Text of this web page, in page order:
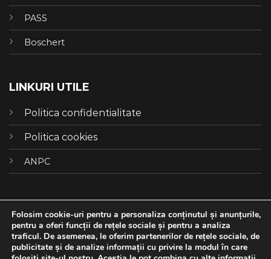
PASS
Boschert
LINKURI UTILE
Politica confidentialitate
Politica cookies
ANPC
Folosim cookie-uri pentru a personaliza conținutul și anunțurile,
pentru a oferi funcții de rețele sociale și pentru a analiza
traficul. De asemenea, le oferim partenerilor de rețele sociale, de
publicitate și de analize informații cu privire la modul în care